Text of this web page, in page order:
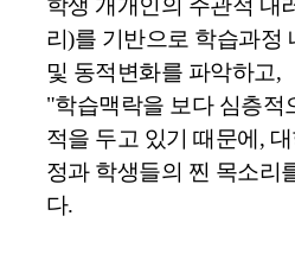
학생 개개인의 주관적 내
리)를 기반으로 학습과정
및 동적변화를 파악하고,
"학습맥락을 보다 심층적
적을 두고 있기 때문에 ,
정과 학생들의 찐 목소리
다.